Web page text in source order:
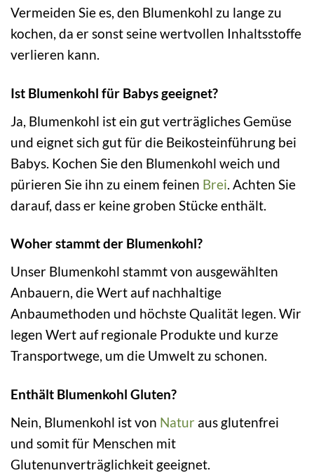
Vermeiden Sie es, den Blumenkohl zu lange zu
kochen, da er sonst seine wertvollen Inhaltsstoffe
verlieren kann.
Ist Blumenkohl für Babys geeignet?
Ja, Blumenkohl ist ein gut verträgliches Gemüse
und eignet sich gut für die Beikosteinführung bei
Babys. Kochen Sie den Blumenkohl weich und
pürieren Sie ihn zu einem feinen Brei . Achten Sie
darauf, dass er keine groben Stücke enthält.
Woher stammt der Blumenkohl?
Unser Blumenkohl stammt von ausgewählten
Anbauern, die Wert auf nachhaltige
Anbaumethoden und höchste Qualität legen. Wir
legen Wert auf regionale Produkte und kurze
Transportwege, um die Umwelt zu schonen.
Enthält Blumenkohl Gluten?
Nein, Blumenkohl ist von Natur aus glutenfrei
und somit für Menschen mit
Glutenunverträglichkeit geeignet.